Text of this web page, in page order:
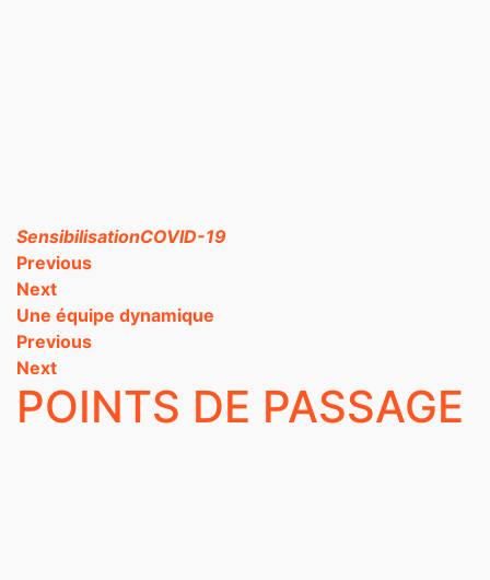
SensibilisationCOVID-19
Previous
Next
Une équipe dynamique
Previous
Next
POINTS DE PASSAGE